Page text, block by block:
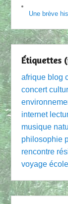
Une brève
Étiquettes
afrique blog
concert
internet
musique
philosophie
rencontre
voyage école